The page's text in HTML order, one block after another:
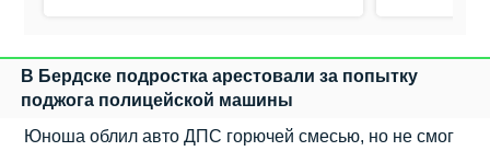
В Бердске подростка арестовали за попытку
поджога полицейской машины
Юноша облил авто ДПС горючей смесью, но не смог